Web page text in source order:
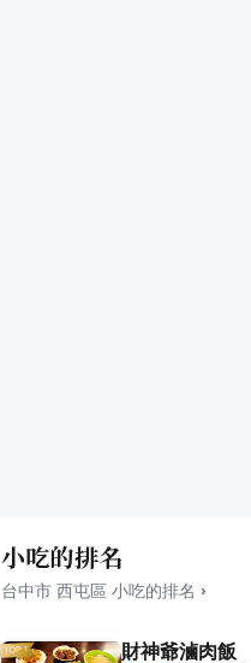
小吃的排名
台中市 西屯區 小吃的排名 ›
財神爺滷肉飯